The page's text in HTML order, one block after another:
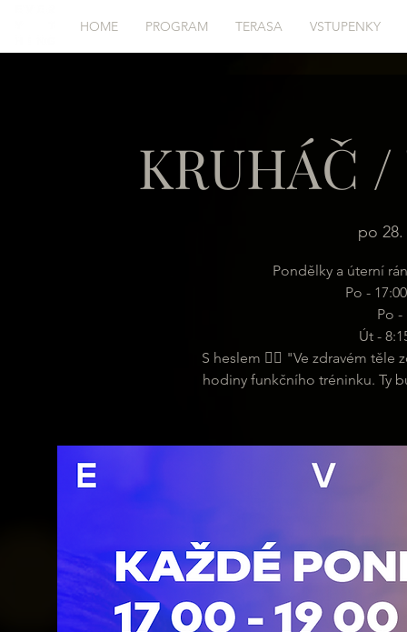
HOME PROGRAM TERASA VSTUPENKY
KRUHÁČ
po 28.
Pondělky a úterní
Po -
Po -
Út -
S heslem 🏋️‍♂️ "Ve zdravém těle